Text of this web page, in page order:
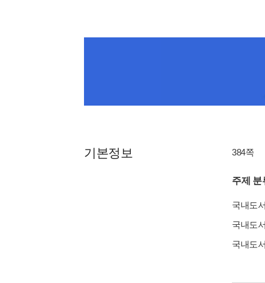
기본정보 384쪽
주제 분
국내도
국내도
국내도